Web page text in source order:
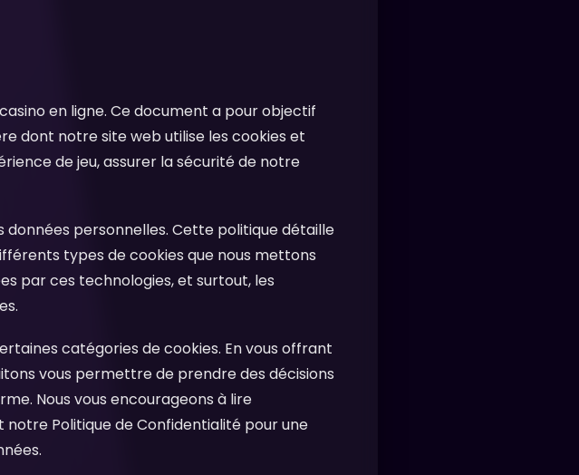
en ligne. Ce document a pour objectif
dont notre site web utilise les cookies et
de jeu, assurer la sécurité de notre
personnelles. Cette politique détaille
types de cookies que nous mettons
par ces technologies, et surtout, les
catégories de cookies. En vous offrant
vous permettre de prendre des décisions
Nous vous encourageons à lire
Politique de Confidentialité pour une